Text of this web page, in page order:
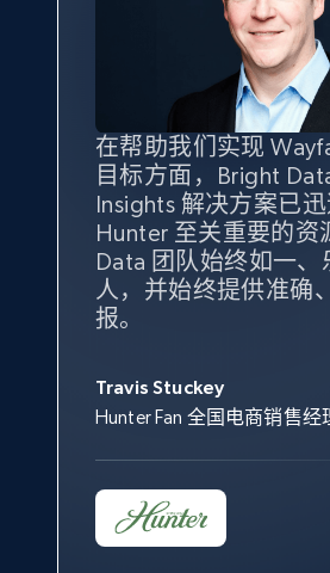
specified keywords
URL, Product id, Title, Seller
Seller reviews, Breadcrumbs,
2.5K+ 359+
eBay - Collect products from
URL, Product id, Title, Seller
more.
在帮助我们实现
目标方面，Bright
Insights 解决方案已
Hunter 至关重要的资
Data 团队始终如一、
人，并始终提供准确
报。
Travis Stuckey
Hunter Fan 全国电商销售经
Bright Insights 的数
持了我们公司的目标
类别的市场份额帮助
竞争对手为基准，而
售情况则从战术上帮
销团队扩大产品种类。
Overstock 的客户战略与洞
我们之所以选择
Insights，是因为它
售情况，并绘制对我
重要的竞争产品类别
Yael Fridman
Keter 的市场总监
借助 Bright Data 的
我们获得了对市场领
竞争格局以及消费者
独特且全面的洞察。
Beverly Taylor
Kingston Brass, Inc. 商品规